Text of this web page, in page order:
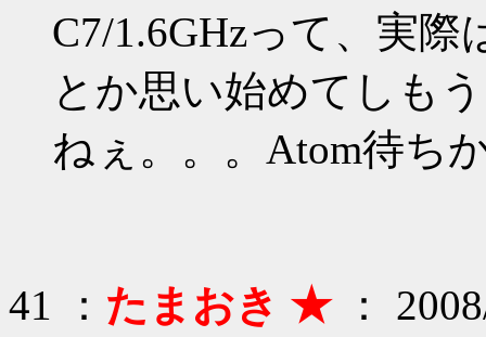
C7/1.6GHzって、実際
とか思い始めてしも
ねぇ。。。Atom待ち
41 ： たまおき ★：